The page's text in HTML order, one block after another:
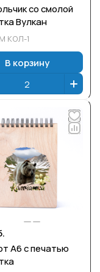
со смолой
Вулкан
КОЛ-1
В корзину
А6 с печатью